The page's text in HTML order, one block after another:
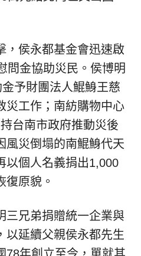
，侯永都基金會迅速啟
問金協助災民。侯博明
予財團法人鯤鯓王慈
災工作；南紡購物中心
台南市政府推動災後
風災倒塌的南鯤鯓代天
以個人名義捐出1,000
復原貌。
三兄弟捐贈統一企業與
以延續父親侯永都先生
78年創立至今，單就其